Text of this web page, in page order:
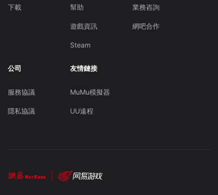
下載 幫助
遊戲資訊
Steam
業務咨詢
網吧合作
公司
服務協議
隱私協議
友情鏈接
MuMu模擬器
UU遠程